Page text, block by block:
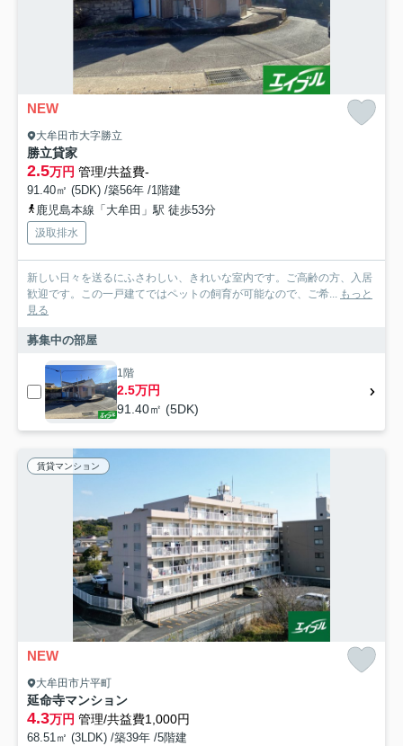
NEW
大牟田市大字勝立
勝立貸家
2.5万円 管理/共益費-
91.40㎡ (5DK) /築56年 /1階建
鹿児島本線「大牟田」駅 徒歩53分
汲取排水
新しい日々を送るにふさわしい、きれいな室内です。ご高齢の方、入居
歓迎です。この一戸建てではペットの飼育が可能なので、ご希... もっと
見る
募集中の部屋
1階
2.5万円
91.40㎡ (5DK)
賃貸マンション
NEW
大牟田市片平町
延命寺マンション
4.3万円 管理/共益費1,000円
68.51㎡ (3LDK) /築39年 /5階建